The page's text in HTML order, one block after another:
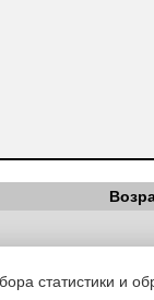
Педагога|Об
статистики и